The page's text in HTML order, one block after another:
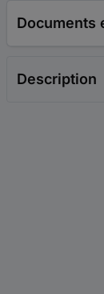
Documents
Description